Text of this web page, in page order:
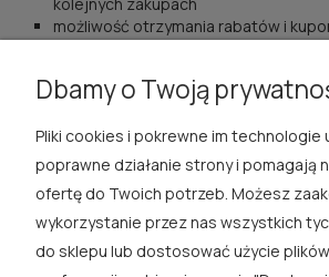
możliwość otrzymania rabatów i
ROSA ĆWIK
SKLEP
Dbamy o Twoją
Pliki cookies i pokrewne im technologie
poprawne działanie strony i pomagają
ofertę do Twoich potrzeb. Możesz
wykorzystanie przez nas wszystkich
do sklepu lub dostosować użycie